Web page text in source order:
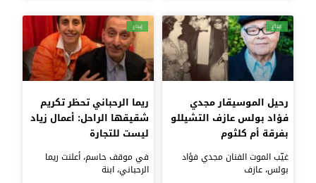
إبداع
رحيل الموسيقار مجدي
فؤاد بولس عازف التشيللو
بفرقة أم كلثوم
غيّب الموت الفنان مجدي فؤاد
بولس، عازف
إبداع
ريما الرحباني تحظر تكريم
شقيقها الراحل: أعمال زياد
ليست للتجارة
في موقف حاسم، أعلنت ريما
الرحباني، ابنة